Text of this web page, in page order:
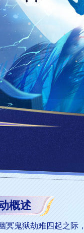
概述
冥鬼狱劫难四起之际